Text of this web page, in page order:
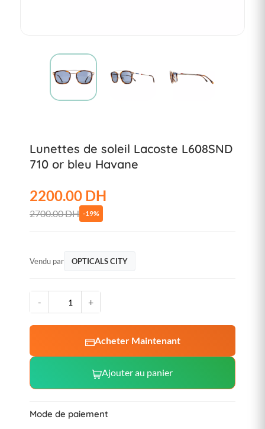
Lunettes de soleil Lacoste L608SND
710 or bleu Havane
2200.00 DH
2700.00 DH -19%
Vendu par OPTICALS CITY
- +
Acheter Maintenant
Ajouter au panier
Mode de paiement